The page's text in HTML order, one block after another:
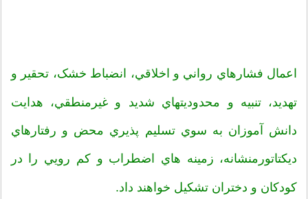
اعمال فشارهاي رواني و اخلاقي، انضباط خشک، تحقير و
تهديد، تنبيه و محدوديتهاي شديد و غيرمنطقي، هدايت
دانش آموزان به سوي تسليم پذيري محض و رفتارهاي
ديکتاتورمنشانه، زمينه هاي اضطراب و کم رويي را در
کودکان و دختران تشکيل خواهند داد.